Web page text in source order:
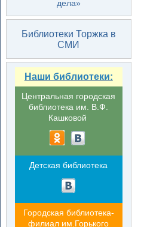
дела»
Библиотеки Торжка в
СМИ
Наши библиотеки:
Центральная городская
библиотека им. В.Ф.
Кашковой
Детская библиотека
Городская библиотека-
филиал им.Горького